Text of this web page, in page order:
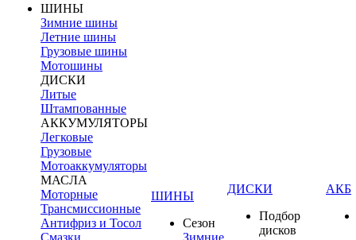
ШИНЫ
Зимние шины
Летние шины
Грузовые шины
Мотошины
ДИСКИ
Литые
Штампованные
АККУМУЛЯТОРЫ
Легковые
Грузовые
Мотоаккумуляторы
МАСЛА
Моторные
Трансмиссионные
Антифриз и Тосол
Смазки
ШИНЫ
Сезон
Зимние
ДИСКИ
Подбор
дисков
АКБ